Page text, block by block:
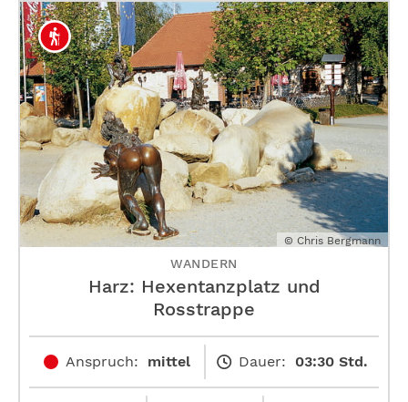
© Chris Bergmann
WANDERN
Harz: Hexentanzplatz und
Rosstrappe
Anspruch: mittel Dauer: 03:30 Std.